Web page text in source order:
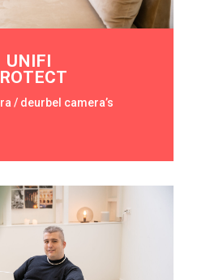
UNIFI
/ deurbel camera’s